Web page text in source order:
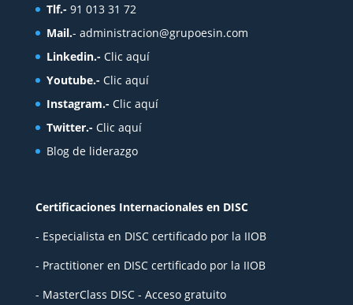
Tlf.- 91 013 31 72
Mail.- administracion@grupoesin.com
Linkedin.- Clic aquí
Youtube.- Clic aquí
Instagram.- Clic aquí
Twitter.- Clic aquí
Blog de liderazgo
Certificaciones Internacionales en DISC
- Especialista en DISC certificado por la IIOB
- Practitioner en DISC certificado por la IIOB
- MasterClass DISC - Acceso gratuito